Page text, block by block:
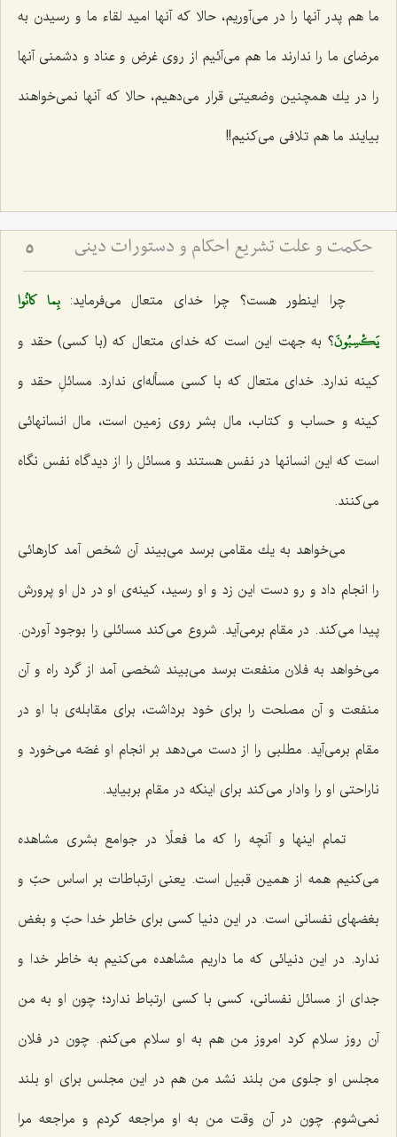
ما هم پدر آنها را در می‌آوریم، حالا كه آنها امید لقاء ما و رسیدن به
مرضای ما را ندارند ما هم می‌آئیم از روی غرض و عناد و دشمنی آنها
را در یك همچنین وضعیتی قرار می‌دهیم، حالا كه آنها نمی‌خواهند
بیایند ما هم تلافی می‌كنیم!!
حکمت و علت تشریع احکام و دستورات دینی 5
چرا اینطور هست؟ چرا خدای متعال می‌فرماید: بِما كانُوا
يَكْسِبُونَ؟ به جهت این است كه خدای متعال كه (با كسی) حقد و
كینه ندارد. خدای متعال كه با كسی مسأله‌ای ندارد. مسائلِ حقد و
كینه و حساب و كتاب، مال بشر روی زمین است، مال انسانهائی
است كه این انسانها در نفس هستند و مسائل را از دیدگاه نفس نگاه
می‌كنند.
می‌خواهد به یك مقامی برسد می‌بیند آن شخص آمد كارهائی
را انجام داد و رو دست این زد و او رسید، كینه‌ی او در دل او پرورش
پیدا می‌كند. در مقام برمی‌آید. شروع می‌كند مسائلی را بوجود آوردن.
می‌خواهد به فلان منفعت برسد می‌بیند شخصی آمد از گرد راه و آن
منفعت و آن مصلحت را برای خود برداشت، برای مقابله‌ی با او در
مقام برمی‌آید. مطلبی را از دست می‌دهد بر انجام او غصّه می‌خورد و
ناراحتی او را وادار می‌كند برای اینكه در مقام بربیاید.
تمام اینها و آنچه را كه ما فعلًا در جوامع بشری مشاهده
می‌كنیم همه از همین قبیل است. یعنی ارتباطات بر اساس حبّ و
بغضهای نفسانی است. در این دنیا كسی برای خاطر خدا حبّ و بغض
ندارد. در این دنیائی كه ما داریم مشاهده می‌كنیم به خاطر خدا و
جدای از مسائل نفسانی، كسی با كسی ارتباط ندارد؛ چون او به من
آن روز سلام كرد امروز من هم به او سلام می‌كنم. چون در فلان
مجلس او جلوی من بلند نشد من هم در این مجلس برای او بلند
نمی‌شوم. چون در آن وقت من به او مراجعه كردم و مراجعه مرا